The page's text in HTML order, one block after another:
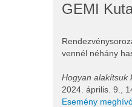
GEMI
vennél néhány
Hogyan alakítsuk
2024. április. 9.,
Esemény